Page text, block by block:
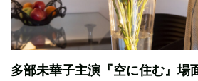
多部未華子主演『空に住む』